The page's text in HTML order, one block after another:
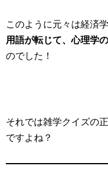
このように元々は経済
用語が転じて、心理学
のでした！
それでは雑学クイズの
ですよね？